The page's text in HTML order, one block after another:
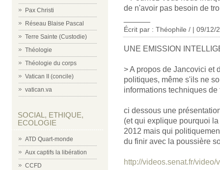
Pax Christi
Réseau Blaise Pascal
Terre Sainte (Custodie)
Théologie
Théologie du corps
Vatican II (concile)
vatican.va
SOCIAL, ETHIQUE,
ECOLOGIE
ATD Quart-monde
Aux captifs la libération
CCFD
de n'avoir pas besoin de
Écrit par : Théophile / | 09/12/
UNE EMISSION
> A propos de Jancovici et
politiques, même s'ils ne
informations techniques de
ci dessous une
(et qui explique pourquoi
2012 mais qui
du finir avec la poussière
http://videos.senat.fr/